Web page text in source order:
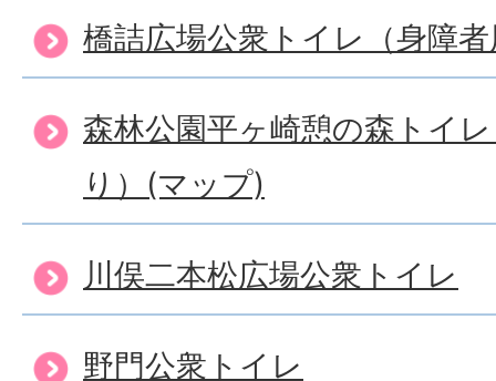
橋詰広場公衆トイレ（身障
森林公園平ヶ崎憩の森トイ
り）(マップ)
川俣二本松広場公衆トイレ
野門公衆トイレ